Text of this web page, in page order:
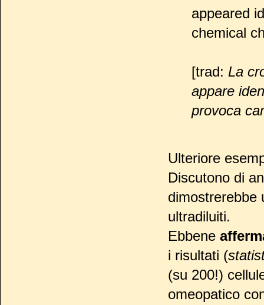
appeared
chemical
[trad: La
appare
provoca
Ulteriore
Discutono di
dimostrerebbe
ultradiluiti.
Ebbene
i risultati (
(su 200!)
omeopatico